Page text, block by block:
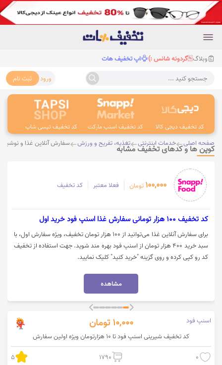
وبلاگ گردونه شانس :) اپ تخفیف هات
جستجو کنید ... ورود ثبت نام
کد تخفیف دیجی کالا کد تخفیف اسنپ مارکت کد تخفیف تپسی شاپ
صفحه اصلی خدمات اینترنتی تغذیه، تفریح و ورزش سفارش آنلاین غذا و
کوپن ها و کدهای تخفیف مشابه
100,000 تومان فعلا معتبر کد تخفیف
کد تخفیف 100 هزار تومانی سفارش غذا اسنپ فود خرید اول
برای سفارش آنلاین غذا می‌توانید از 100 هزار تومان تخفیف، ویژه سفارش اول، با
سبد خرید 400 هزار تومان از اسنپ فود بهره مند شوید. جهت استفاده از تخفیف
کد رو کپی کرده و روی گزینه "خرید کنید" کلیک نمایید.
مشاهده
اسنپ فود 10,000 تومان
کد تخفیف شیرینی اسنپ فود تا 10 هزارتومان ویژه اولین سفارش
0
1790
5